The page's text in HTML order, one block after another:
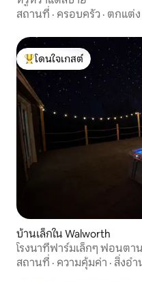
สถานที่ · ครอบครัว · ตกแต่ง
โดนใจเกสต์ที่สุด
โดนใจเกสต์
บ้านเล็กใน Walworth
โรงนาที่ฟาร์มเล็กๆ ฟอนตา
สถานที่ · ความคุ้มค่า · สิ่งอำ